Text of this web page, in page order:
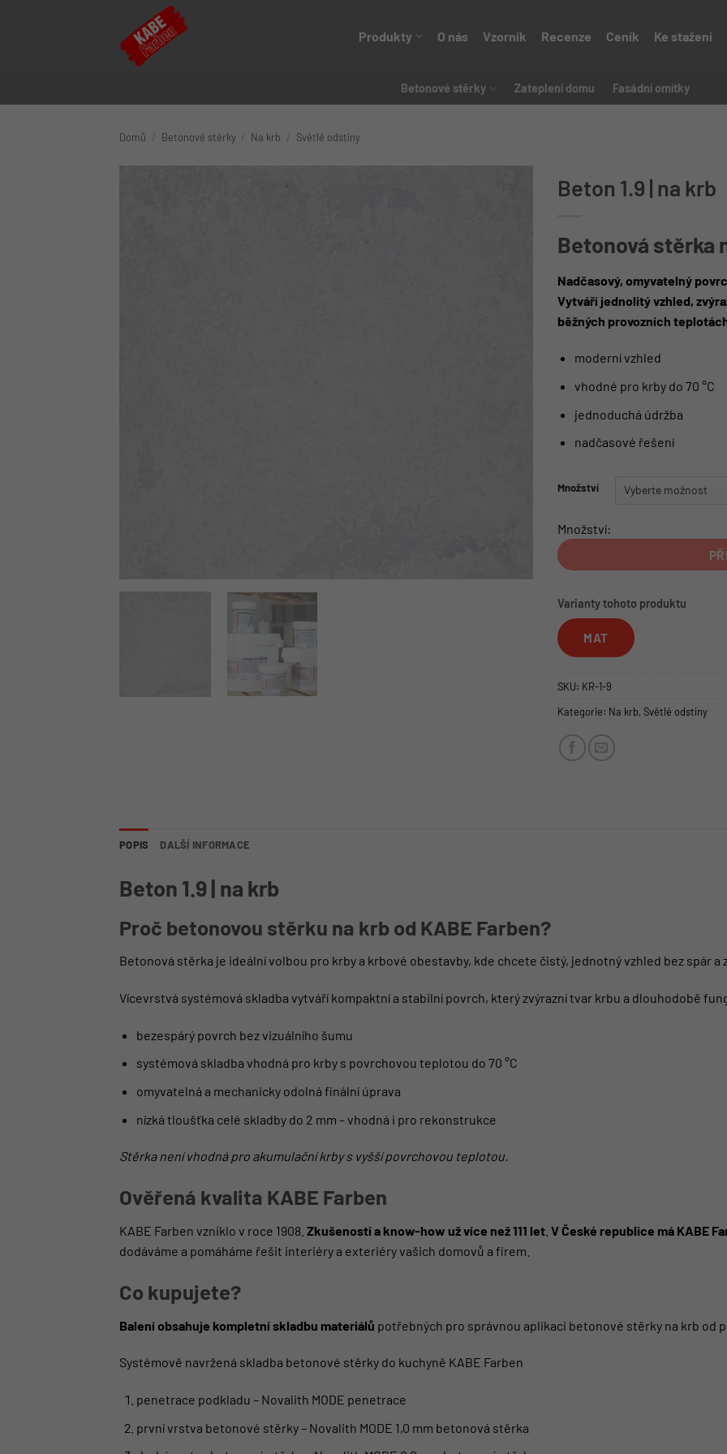
Produkty O nás Vzorník Recenze Ceník Ke stažení
Betonové stěrky Zateplení domu Fasádní omítky
Domů / Betonové stěrky / Na krb / Světlé odstíny
Beton 1.9 | na krb
Betonová stěrka
Nadčasový, omyvatelný
Vytváří jednolitý vzhled,
běžných provozních
moderní vzhled
vhodné pro krby do 70 °C
jednoduchá údržba
nadčasové řešení
Množství
Množství:
Varianty tohoto produktu
MAT
SKU: KR-1-9
Kategorie: Na krb, Světlé odstíny
POPIS DALŠÍ INFORMACE
Beton 1.9 | na krb
Proč betonovou stěrku na krb od KABE Farben?
Betonová stěrka je ideální volbou pro krby a krbové obestavby, kde chcete čistý, jednotný vzhled bez spár a
Vícevrstvá systémová skladba vytváří kompaktní a stabilní povrch, který zvýrazní tvar krbu a dlouhodobě
bezespárý povrch bez vizuálního šumu
systémová skladba vhodná pro krby s povrchovou teplotou do 70 °C
omyvatelná a mechanicky odolná finální úprava
nízká tloušťka celé skladby do 2 mm – vhodná i pro rekonstrukce
Stěrka není vhodná pro akumulační krby s vyšší povrchovou teplotou.
Ověřená kvalita KABE Farben
KABE Farben vzniklo v roce 1908. Zkušenosti a know-how už více než 111 let V České republice má KABE
dodáváme a pomáháme řešit interiéry a exteriéry vašich domovů a firem.
Co kupujete?
Balení obsahuje kompletní skladbu materiálů potřebných pro správnou aplikaci betonové stěrky na krb od
Systémově navržená skladba betonové stěrky do kuchyně KABE Farben
penetrace podkladu – Novalith MODE penetrace
první vrstva betonové stěrky – Novalith MODE 1,0 mm betonová stěrka